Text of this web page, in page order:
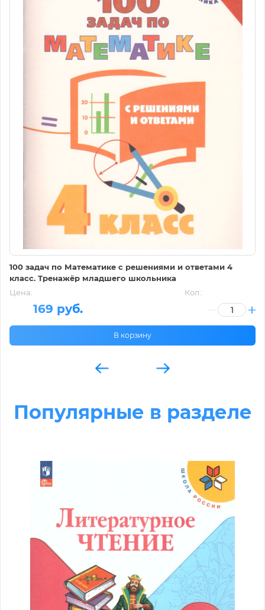
100 задач по Математике с решениями и ответами 4
класс. Тренажёр младшего школьника
Цена:
169 руб.
Кол.:
В корзину
Популярные в разделе